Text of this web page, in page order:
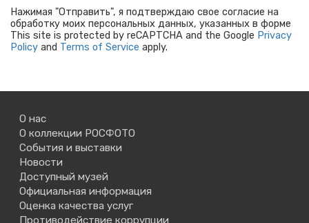
Нажимая "Отправить", я подтверждаю свое согласие на
обработку моих персональных данных, указанных в форме
This site is protected by reCAPTCHA and the Google Privacy
Policy and Terms of Service apply.
О нас
О коллекции РОСФОТО
События и выставки
Новости
Доступный музей
Официальная информация
Оценка качества услуг
Противодействие коррупции